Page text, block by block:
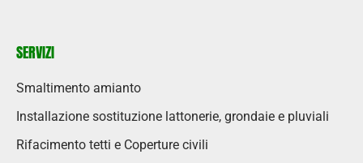
SERVIZI
Smaltimento amianto
Installazione sostituzione lattonerie, grondaie e pluviali
Rifacimento tetti e Coperture civili